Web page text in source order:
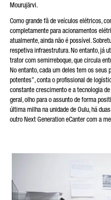
Mourujärvi.
Como grande fã de veículos elétricos,
completamente para acionamentos
atualmente, ainda não é possível.
respetiva infraestrutura. No entanto, já
trator com semirreboque, que circula
No entanto, cada um deles tem os seus
potentes”, conta o profissional de
constante crescimento e a tecnologia
geral, olho para o assunto de forma
última milha na unidade de Oulu, há
outro Next Generation eCanter com a